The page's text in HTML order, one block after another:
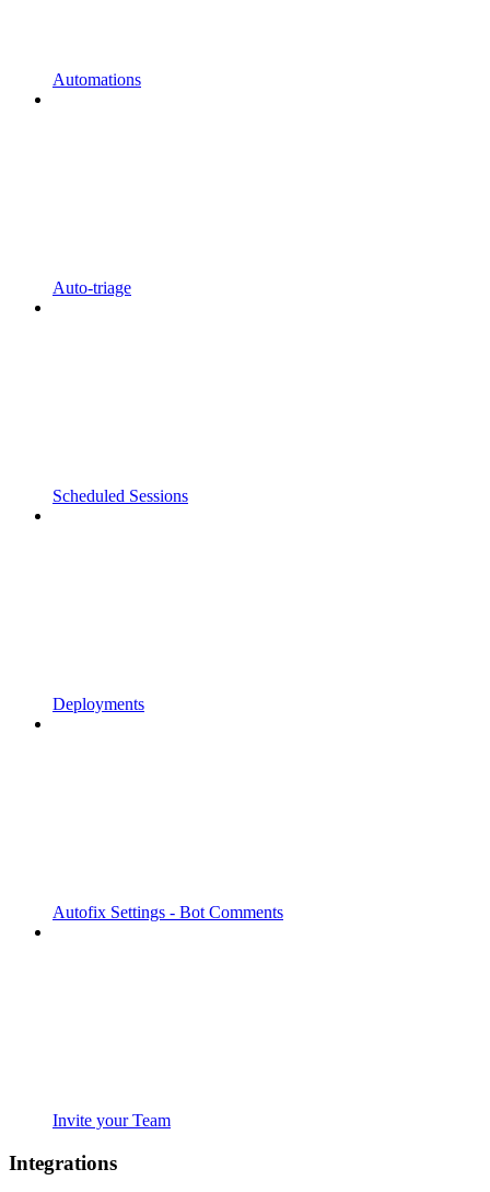
Automations
Auto-triage
Scheduled Sessions
Deployments
Autofix Settings - Bot Comments
Invite your Team
Integrations